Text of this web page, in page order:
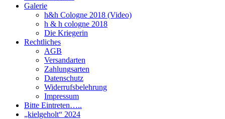
Galerie
h&h Cologne 2018 (Video)
h & h cologne 2018
Die Kriegerin
Rechtliches
AGB
Versandarten
Zahlungsarten
Datenschutz
Widerrufsbelehrung
Impressum
Bitte Eintreten…..
„kielgeholt“ 2024